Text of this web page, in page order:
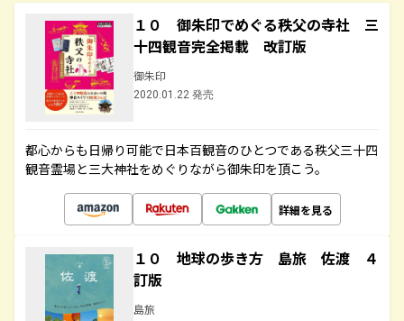
１０ 御朱印でめぐる秩父の寺社 三
十四観音完全掲載 改訂版
御朱印
2020.01.22 発売
都心からも日帰り可能で日本百観音のひとつである秩父三十四
観音霊場と三大神社をめぐりながら御朱印を頂こう。
詳細を見る
１０ 地球の歩き方 島旅 佐渡 ４
訂版
島旅